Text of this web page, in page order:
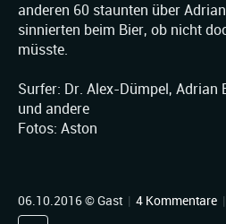
anderen 60 staunten über
sinnierten beim Bier, ob nicht
müsste.
Surfer: Dr. Alex-Dümpel, Adrian
und andere
Fotos: Aston
06.10.2016 © Gast | 4 Kommentare |